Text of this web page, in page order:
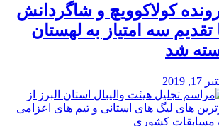
کولاکوویچ و شاگردانش
تقدیم سه امتیاز به لهستان
شد
17, 2019